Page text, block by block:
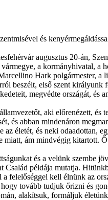
és
augusztus 20-án,
a kormányhivatal,
Hark polgármester,
beszélt, első szent királyunk
megvédte országát, és
aki előrenézett,
és abban mindenáron
az életét, és neki odaadottan,
miatt, ám mindvégig
és a velünk szembe
Család példája mutatja.
a felelőséggel kell élnünk az
tovább tudjuk őrizni és
alakítsuk, formáljuk